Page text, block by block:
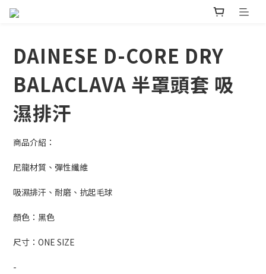
DAINESE D-CORE DRY
BALACLAVA 半罩頭套 吸
濕排汗
商品介紹：
尼龍材質、彈性纖維
吸濕排汗、耐磨、抗起毛球
顏色：黑色
尺寸：ONE SIZE
-